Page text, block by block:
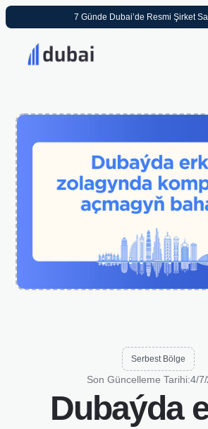
7 Günde Dubai’de Resmi Şirket
Serbest Bölge
Son Güncelleme Tarihi:4/
Dubaýda